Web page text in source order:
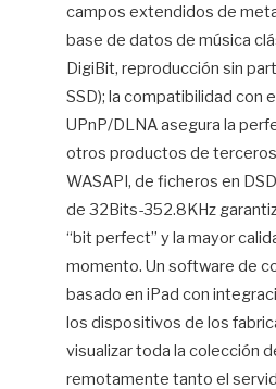
campos extendidos de
base de datos de música
DigiBit, reproducción sin
SSD); la compatibilidad con
UPnP/DLNA asegura la
otros productos de
WASAPI, de ficheros en
de 32Bits-352.8KHz
“bit perfect” y la mayor
momento. Un software de
basado en iPad con
los dispositivos de los
visualizar toda la colección
remotamente tanto el